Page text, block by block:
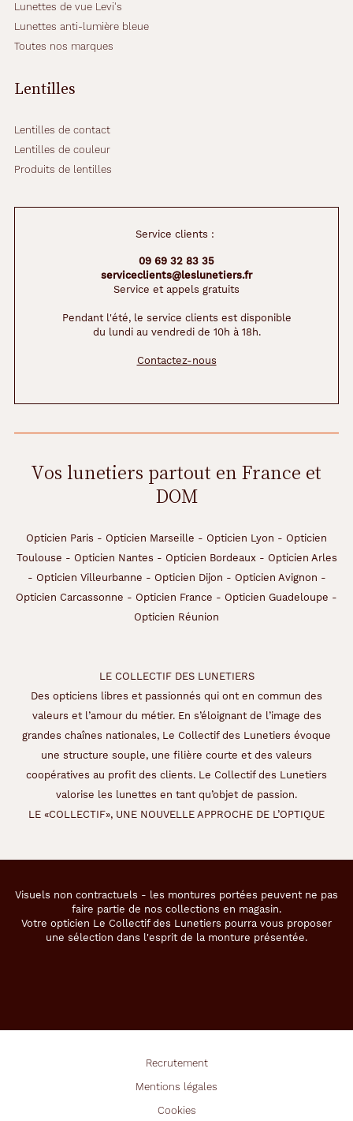
Lunettes de vue Levi's
Lunettes anti-lumière bleue
Toutes nos marques
Lentilles
Lentilles de contact
Lentilles de couleur
Produits de lentilles
Service clients :
09 69 32 83 35
serviceclients@leslunetiers.fr
Service et appels gratuits
Pendant l'été, le service clients est disponible
du lundi au vendredi de 10h à 18h.
Contactez-nous
Vos lunetiers partout en France et
DOM
Opticien Paris - Opticien Marseille - Opticien Lyon - Opticien
Toulouse - Opticien Nantes - Opticien Bordeaux- Opticien Arles
- Opticien Villeurbanne - Opticien Dijon - Opticien Avignon -
Opticien Carcassonne - Opticien France - Opticien Guadeloupe -
Opticien Réunion
LE COLLECTIF DES LUNETIERS
Des opticiens libres et passionnés qui ont en commun des
valeurs et l’amour du métier. En s’éloignant de l’image des
grandes chaînes nationales, Le Collectif des Lunetiers évoque
une structure souple, une filière courte et des valeurs
coopératives au profit des clients. Le Collectif des Lunetiers
valorise les lunettes en tant qu’objet de passion.
LE «COLLECTIF», UNE NOUVELLE APPROCHE DE L’OPTIQUE
Visuels non contractuels - les montures portées peuvent ne pas
faire partie de nos collections en magasin.
Votre opticien Le Collectif des Lunetiers pourra vous proposer
une sélection dans l'esprit de la monture présentée.
Recrutement
Mentions légales
Cookies